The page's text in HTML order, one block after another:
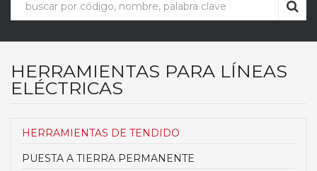
HERRAMIENTAS PARA LÍNEAS
ELÉCTRICAS
HERRAMIENTAS DE TENDIDO
PUESTA A TIERRA PERMANENTE